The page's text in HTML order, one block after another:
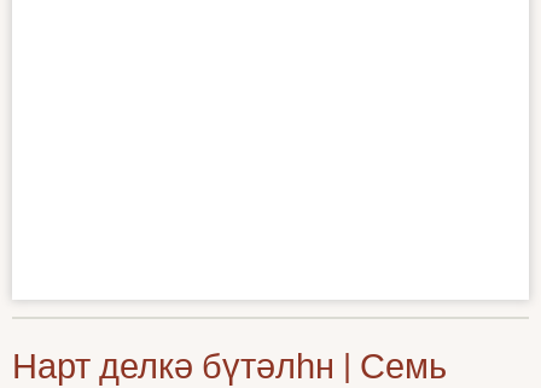
Нарт делкә бүтәлһн | Семь